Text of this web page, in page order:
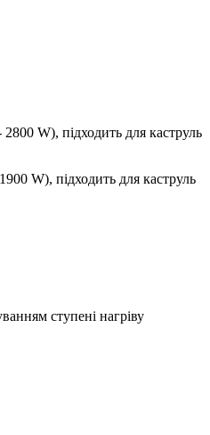
W), підходить для каструль
W), підходить для каструль
ступені нагріву